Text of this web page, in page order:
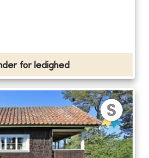
for ledighed